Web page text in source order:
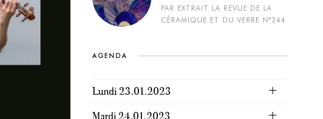
PAR EXTRAIT LA REVUE DE LA
CÉRAMIQUE ET DU VERRE N°244
AGENDA
Lundi 23.01.2023
Mardi 24.01.2023